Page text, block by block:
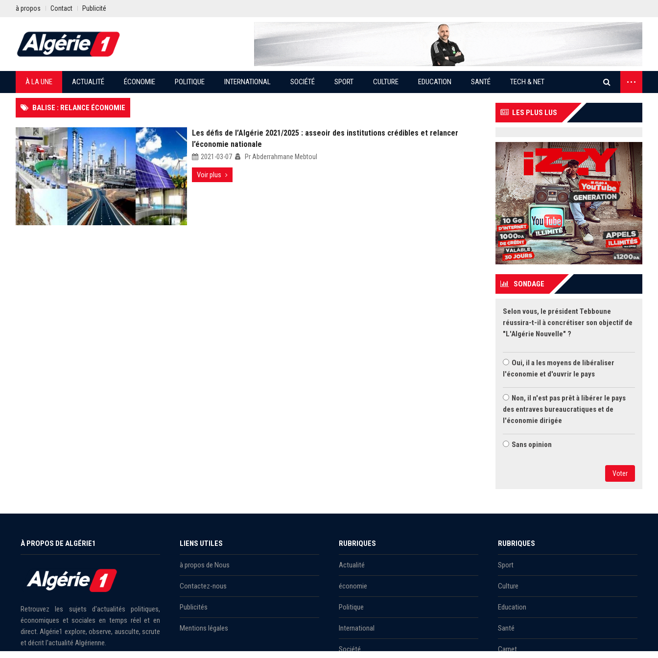
à propos Contact Publicité
À LA UNE ACTUALITÉ ÉCONOMIE POLITIQUE INTERNATIONAL SOCIÉTÉ SPORT CULTURE EDUCATION SANTÉ TECH & NET ...
BALISE : RELANCE ÉCONOMIE
Les défis de l’Algérie 2021/2025 : asseoir des institutions crédibles et relancer
l’économie nationale
2021-03-07 Pr Abderrahmane Mebtoul
Voir plus
LES PLUS LUS
SONDAGE
Selon vous, le président Tebboune
réussira-t-il à concrétiser son objectif de
"L'Algérie Nouvelle" ?
Oui, il a les moyens de libéraliser
l'économie et d'ouvrir le pays
Non, il n'est pas prêt à libérer le pays
des entraves bureaucratiques et de
l'économie dirigée
Sans opinion
Voter
À PROPOS DE ALGÉRIE1
Retrouvez les sujets d'actualités politiques,
économiques et sociales en temps réel et en
direct. Algérie1 explore, observe, ausculte, scrute
et décrit l'actualité Algérienne.
LIENS UTILES
à propos de Nous
Contactez-nous
Publicités
Mentions légales
RUBRIQUES
Actualité
économie
Politique
International
Société
RUBRIQUES
Sport
Culture
Education
Santé
Carnet